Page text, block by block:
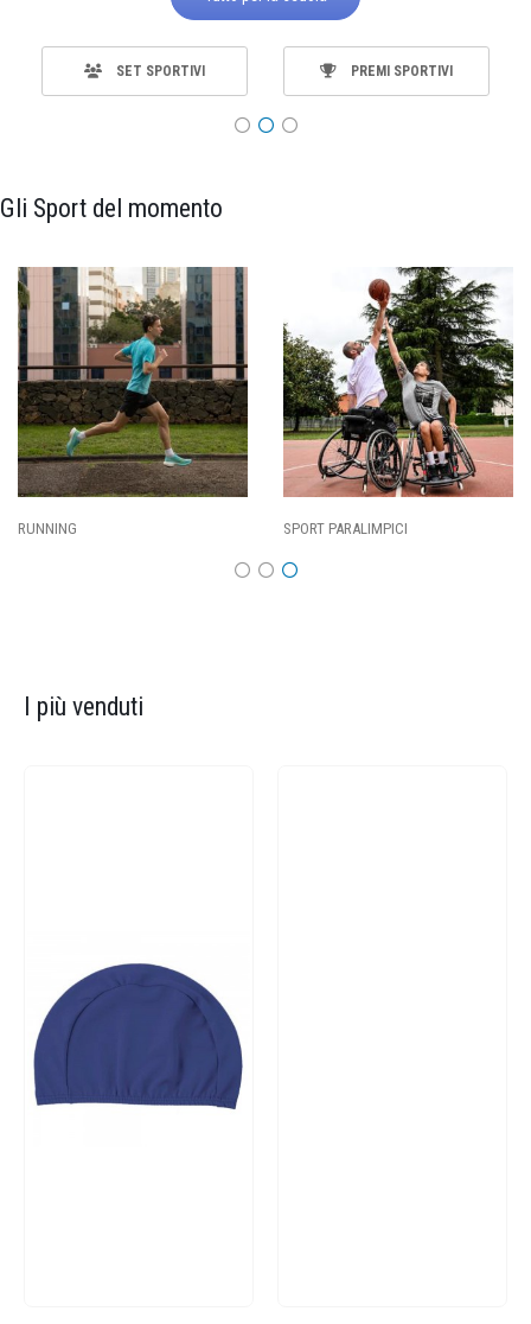
SET SPORTIVI PREMI SPORTIVI
Gli Sport del momento
SPORT PARALIMPICI CALCIO
I più venduti